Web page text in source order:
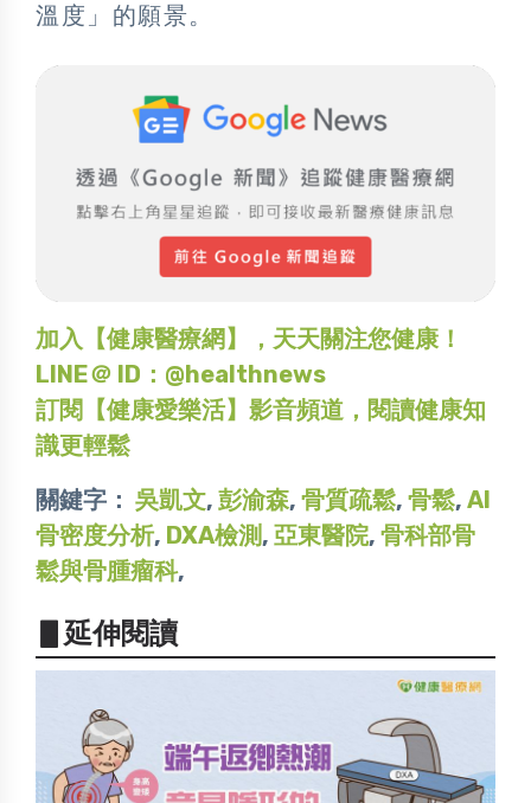
溫度」的願景。
加入【健康醫療網】，天天關注您健康！
LINE＠ ID：@healthnews
訂閱【健康愛樂活】影音頻道，閱讀健康知
識更輕鬆
關鍵字： 吳凱文, 彭渝森, 骨質疏鬆, 骨鬆, AI
骨密度分析, DXA檢測, 亞東醫院, 骨科部骨
鬆與骨腫瘤科,
▋延伸閱讀